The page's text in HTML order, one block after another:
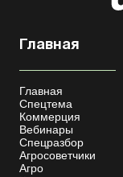
Главная
Главная
Спецтема
Коммерция
Вебинары
Спецразбор
Агросоветчики
Агро